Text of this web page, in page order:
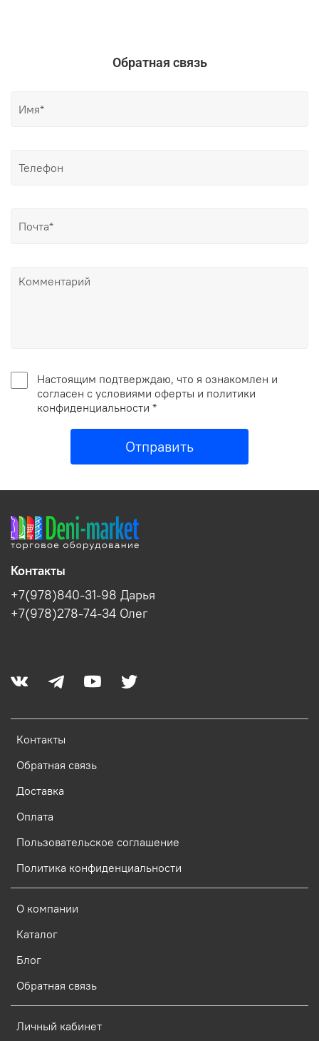
Обратная связь
Настоящим подтверждаю, что я ознакомлен и
согласен с условиями оферты и политики
конфиденциальности *
Отправить
Контакты
Обратная связь
Доставка
Оплата
Пользовательское соглашение
Политика конфиденциальности
О компании
Каталог
Блог
Обратная связь
Личный кабинет
Контакты
+7(978)840-31-98 Дарья
+7(978)278-74-34 Олег